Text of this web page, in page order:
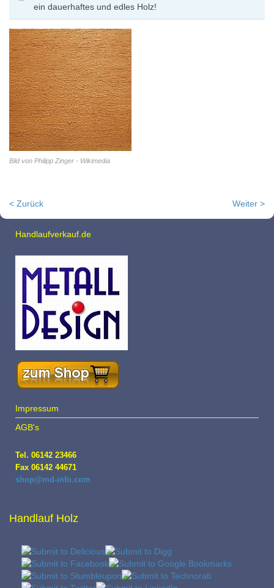
ein dauerhaftes und edles Holz!
Bild von Philipp Zinger - Wikimedia
< Zurück Weiter >
Handlaufverkauf.de
Impressum
AGB's
Tel. 06142 23466
Fax 06142 44671
shop@md-info.com
Handlauf Holz